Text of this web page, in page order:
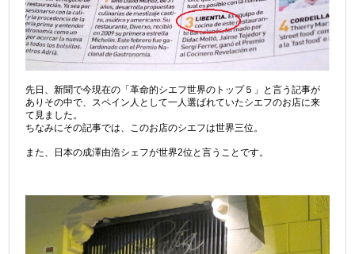
先日、新聞で今現在の「革命的シエフ世界のトップ５」と言う記事が
ありその中で、スペイン人として一人選ばれていたシエフのお店に来
て見ました。
ちなみにその記事では、このお店のシエフは世界三位。
また、日本の成澤由浩シェフが世界2位と言うことです。